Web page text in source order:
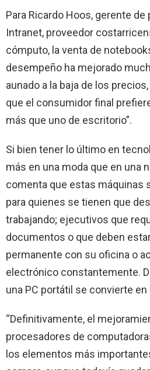
Para Ricardo Hoos, gerente de
Intranet, proveedor
cómputo, la venta de
desempeño ha mejorado
aunado a la baja de los
que el consumidor final
más que uno de escritorio”.
Si bien tener lo último en
más en una moda que en una
comenta que estas máquinas
para quienes se tienen que
trabajando; ejecutivos que
documentos o que deben
permanente con su oficina o
electrónico constantemente.
una PC portátil se convierte en
“Definitivamente, el
procesadores de
los elementos más